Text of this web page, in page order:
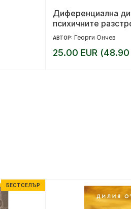
Диференциална
психичните
АВТОР: Георги Ончев
25.00 EUR (48.90
БЕСТСЕЛЪР